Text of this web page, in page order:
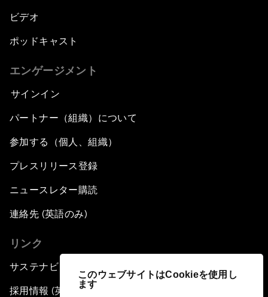
このウェブサイトはCookieを使用し
ます
ビデオ
ポッドキャスト
エンゲージメント
サインイン
パートナー（組織）について
参加する（個人、組織）
プレスリリース登録
ニュースレター購読
連絡先 (英語のみ)
リンク
サステナビリティへの取り組み
採用情報 (英語のみ)